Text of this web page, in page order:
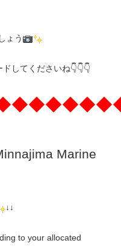
ょう
してくださいね👇👇👇
Marine
↓↓
to your allocated